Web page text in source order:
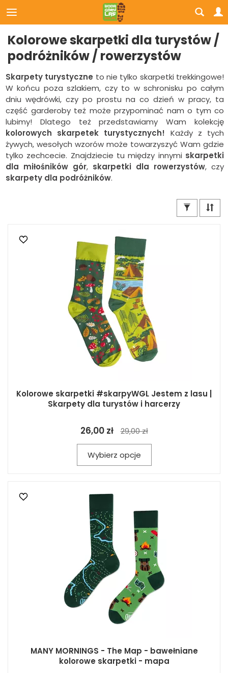
Kolorowe skarpetki dla turystów /
podróżników / rowerzystów
Skarpety turystyczne to nie tylko skarpetki trekkingowe!
W końcu poza szlakiem, czy to w schronisku po całym
dniu wędrówki, czy po prostu na co dzień w pracy, ta
część garderoby też może przypominać nam o tym co
lubimy! Dlatego też przedstawiamy Wam kolekcję
kolorowych skarpetek turystycznych! Każdy z tych
żywych, wesołych wzorów może towarzyszyć Wam gdzie
tylko zechcecie. Znajdziecie tu między innymi skarpetki
dla miłośników gór, skarpetki dla rowerzystów, czy
skarpety dla podróżników.
Kolorowe skarpetki #skarpyWGL Jestem z lasu |
Skarpety dla turystów i harcerzy
26,00 zł 29,00 zł
Wybierz opcje
MANY MORNINGS - The Map - bawełniane
kolorowe skarpetki - mapa